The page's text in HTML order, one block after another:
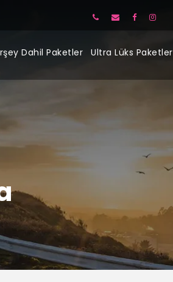
Dahil Paketler Ultra Lüks Paketler